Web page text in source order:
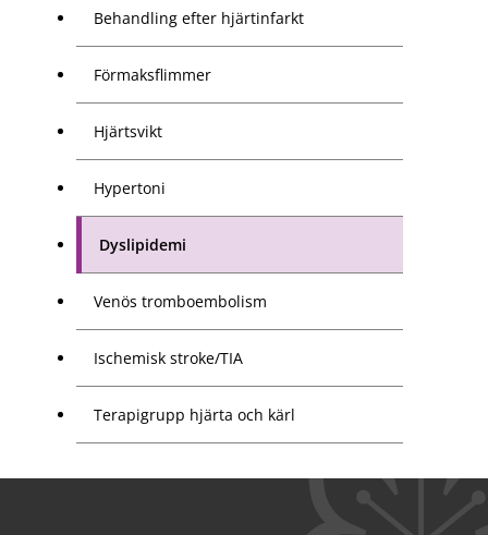
Behandling efter hjärtinfarkt
Förmaksflimmer
Hjärtsvikt
Hypertoni
Dyslipidemi
Venös tromboembolism
Ischemisk stroke/TIA
Terapigrupp hjärta och kärl